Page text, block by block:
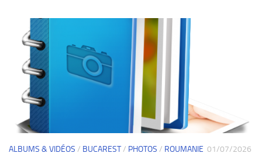
ALBUMS & VIDÉOS / BUCAREST/ PHOTOS / ROUMANIE 01/07/2026